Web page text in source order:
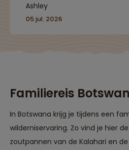
Ashley
05 jul. 2026
Familiereis
In Botswana krijg je tijdens een
wilderniservaring. Zo vind je hier
zoutpannen van de Kalahari en